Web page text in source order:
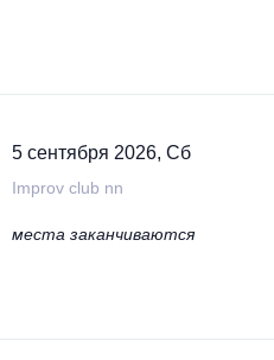
5 сентября 2026, Сб
Improv club nn
места заканчиваются